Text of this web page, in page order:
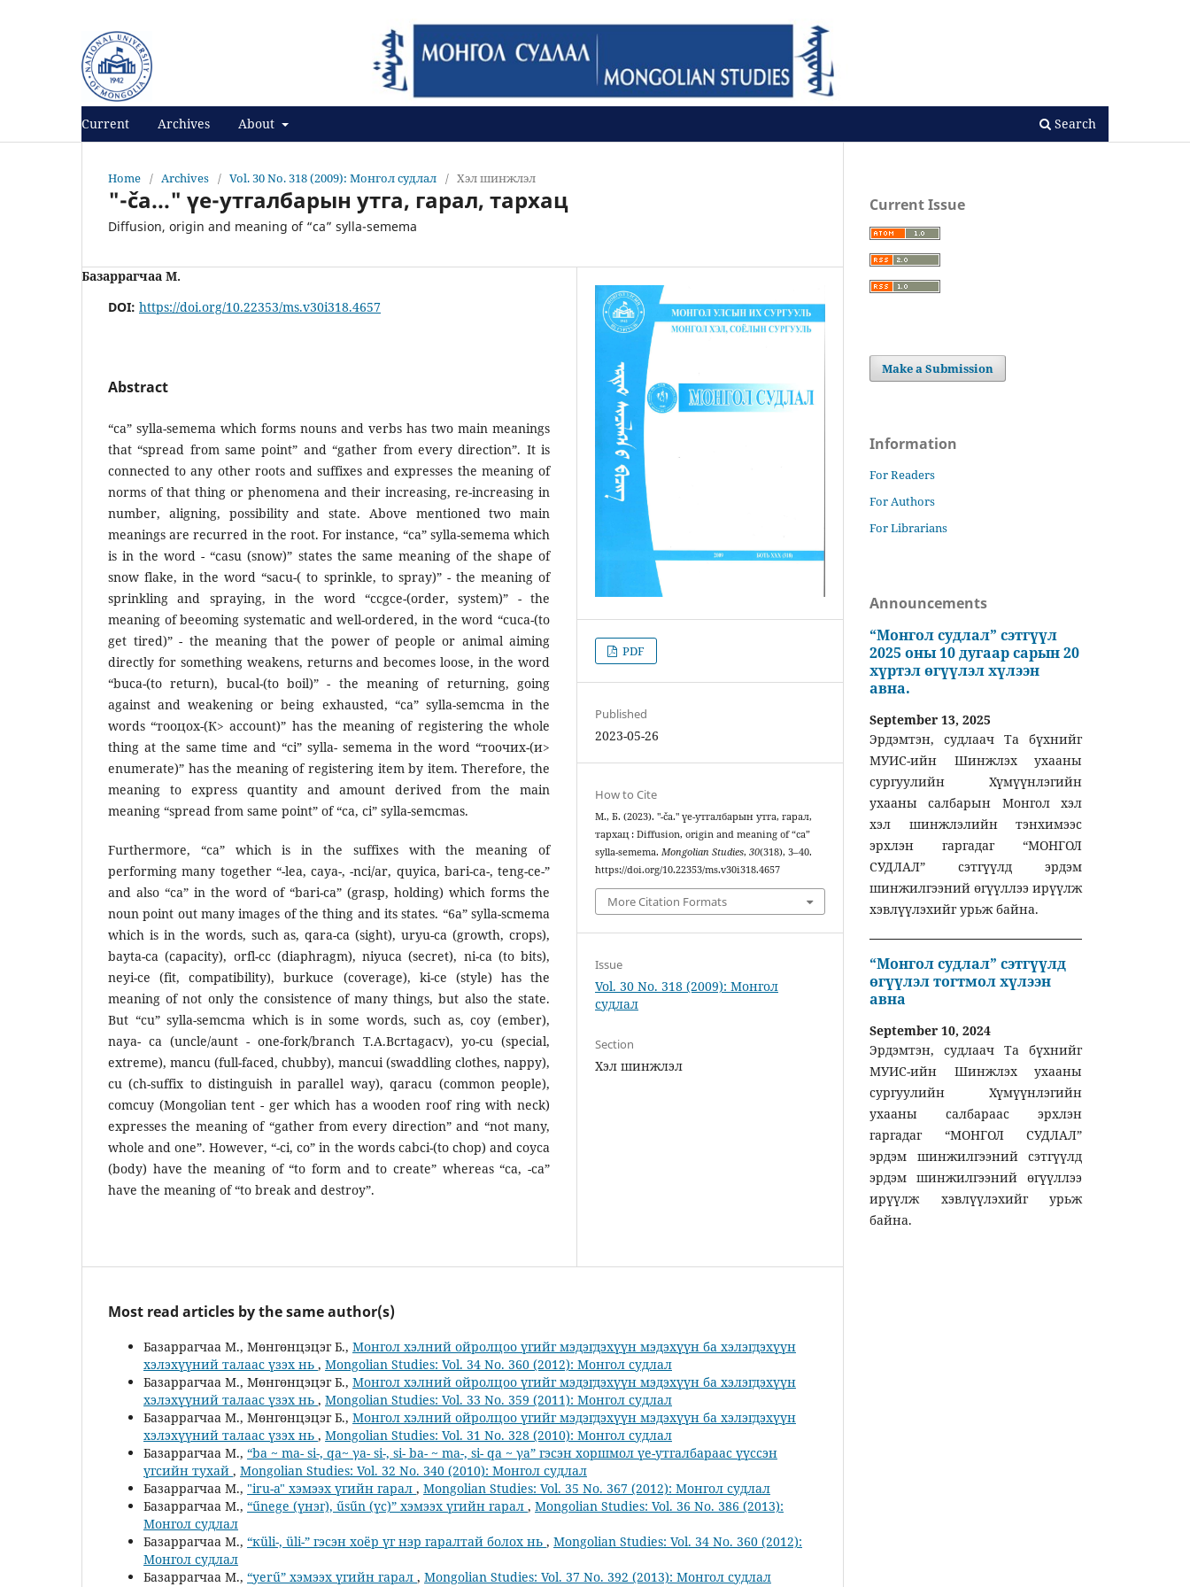
Current Archives About Search
Home / Archives / Vol. 30 No. 318 (2009): Монгол судлал / Хэл шинжлэл
"-ča..." үе-утгалбарын утга, гарал, тархац
Diffusion, origin and meaning of “ca” sylla-semema
Базаррагчаа М.
DOI: https://doi.org/10.22353/ms.v30i318.4657
Abstract
“са” sylla-semema which forms nouns and verbs has two main meanings
that “spread from same point” and “gather from every direction”. It is
connected to any other roots and suffixes and expresses the meaning of
norms of that thing or phenomena and their increasing, re-increasing in
number, aligning, possibility and state. Above mentioned two main
meanings are recurred in the root. For instance, “ca” sylla-semema which
is in the word - “casu (snow)” states the same meaning of the shape of
snow flake, in the word “sacu-( to sprinkle, to spray)” - the meaning of
sprinkling and spraying, in the word “ccgce-(order, system)” - the
meaning of beeoming systematic and well-ordered, in the word “cuca-(to
get tired)” - the meaning that the power of people or animal aiming
directly for something weakens, returns and becomes loose, in the word
“buca-(to return), bucal-(to boil)” - the meaning of returning, going
against and weakening or being exhausted, “ca” sylla-semcma in the
words “тооцох-(К> account)” has the meaning of registering the whole
thing at the same time and “ci” sylla- semema in the word “тоочих-(и>
enumerate)” has the meaning of registering item by item. Therefore, the
meaning to express quantity and amount derived from the main
meaning “spread from same point” of “ca, ci” sylla-semcmas.
Furthermore, “ca” which is in the suffixes with the meaning of
performing many together “-lea, caya-, -nci/ar, quyica, bari-са-, teng-ce-”
and also “ca” in the word of “bari-ca” (grasp, holding) which forms the
noun point out many images of the thing and its states. “6a” sylla-scmema
which is in the words, such as, qara-ca (sight), uryu-ca (growth, crops),
bayta-ca (capacity), orfl-cc (diaphragm), niyuca (secret), ni-ca (to bits),
neyi-ce (fit, compatibility), burkuce (coverage), ki-ce (style) has the
meaning of not only the consistence of many things, but also the state.
But “cu” sylla-semcma which is in some words, such as, coy (ember),
naya- ca (uncle/aunt - one-fork/branch T.A.Bcrtagacv), yo-cu (special,
extreme), mancu (full-faced, chubby), mancui (swaddling clothes, nappy),
cu (ch-suffix to distinguish in parallel way), qaracu (common people),
comcuy (Mongolian tent - ger which has a wooden roof ring with neck)
expresses the meaning of “gather from every direction” and “not many,
whole and one”. However, “-ci, со” in the words cabci-(to chop) and соуса
(body) have the meaning of “to form and to create” whereas “ca, -ca”
have the meaning of “to break and destroy”.
PDF
Published
2023-05-26
How to Cite
М., Б. (2023). "-ča." үе-утгалбарын утга, гарал,
тархац : Diffusion, origin and meaning of “ca”
sylla-semema.Mongolian Studies,30(318), 3–40.
https://doi.org/10.22353/ms.v30i318.4657
More Citation Formats
Issue
Vol. 30 No. 318 (2009): Монгол
судлал
Section
Хэл шинжлэл
Most read articles by the same author(s)
Базаррагчаа М., Мөнгөнцэцэг Б., Монгол хэлний ойролцоо үгийг мэдэгдэхүүн мэдэхүүн ба хэлэгдэхүүн
хэлэхүүний талаас үзэх нь , Mongolian Studies: Vol. 34 No. 360 (2012): Монгол судлал
Базаррагчаа М., Мөнгөнцэцэг Б., Монгол хэлний ойролцоо үгийг мэдэгдэхүүн мэдэхүүн ба хэлэгдэхүүн
хэлэхүүний талаас үзэх нь , Mongolian Studies: Vol. 33 No. 359 (2011): Монгол судлал
Базаррагчаа М., Мөнгөнцэцэг Б., Монгол хэлний ойролцоо үгийг мэдэгдэхүүн мэдэхүүн ба хэлэгдэхүүн
хэлэхүүний талаас үзэх нь , Mongolian Studies: Vol. 31 No. 328 (2010): Монгол судлал
Базаррагчаа М., “ba ~ ma- si-, qa~ γa- si-, si- ba- ~ ma-, si- qa ~ γa” гэсэн хоршмол үе-утгалбараас үүссэн
үгсийн тухай , Mongolian Studies: Vol. 32 No. 340 (2010): Монгол судлал
Базаррагчаа М., "iru-a" хэмээх үгийн гарал , Mongolian Studies: Vol. 35 No. 367 (2012): Монгол судлал
Базаррагчаа М., “űnege (үнэг), űsűn (үс)” хэмээх үгийн гарал , Mongolian Studies: Vol. 36 No. 386 (2013):
Монгол судлал
Базаррагчаа М., “кüli-, üli-” гэсэн хоёр үг нэр гаралтай болох нь , Mongolian Studies: Vol. 34 No. 360 (2012):
Монгол судлал
Базаррагчаа М., “yerű” хэмээх үгийн гарал , Mongolian Studies: Vol. 37 No. 392 (2013): Монгол судлал
Current Issue
Make a Submission
Information
For Readers
For Authors
For Librarians
Announcements
“Монгол судлал” сэтгүүл
2025 оны 10 дугаар сарын 20
хүртэл өгүүлэл хүлээн
авна.
September 13, 2025
Эрдэмтэн, судлаач Та бүхнийг
МУИС-ийн Шинжлэх ухааны
сургуулийн Хүмүүнлэгийн
ухааны салбарын Монгол хэл
хэл шинжлэлийн тэнхимээс
эрхлэн гаргадаг “МОНГОЛ
СУДЛАЛ” сэтгүүлд эрдэм
шинжилгээний өгүүллээ ирүүлж
хэвлүүлэхийг урьж байна.
“Монгол судлал” сэтгүүлд
өгүүлэл тогтмол хүлээн
авна
September 10, 2024
Эрдэмтэн, судлаач Та бүхнийг
МУИС-ийн Шинжлэх ухааны
сургуулийн Хүмүүнлэгийн
ухааны салбараас эрхлэн
гаргадаг “МОНГОЛ СУДЛАЛ”
эрдэм шинжилгээний сэтгүүлд
эрдэм шинжилгээний өгүүллээ
ирүүлж хэвлүүлэхийг урьж
байна.